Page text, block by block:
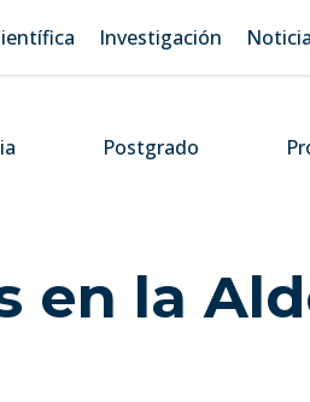
Investigación
Postgrado
la